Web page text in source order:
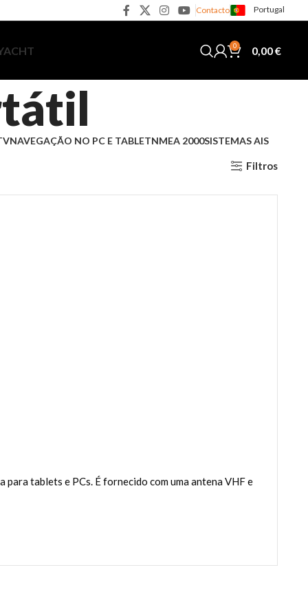
Contacto Portugal
0 0,00€
NAVEGAÇÃO NO PC E TABLETNMEA 2000SISTEMAS AIS
Filtros
tablets e PCs. É fornecido com uma antena VHF e